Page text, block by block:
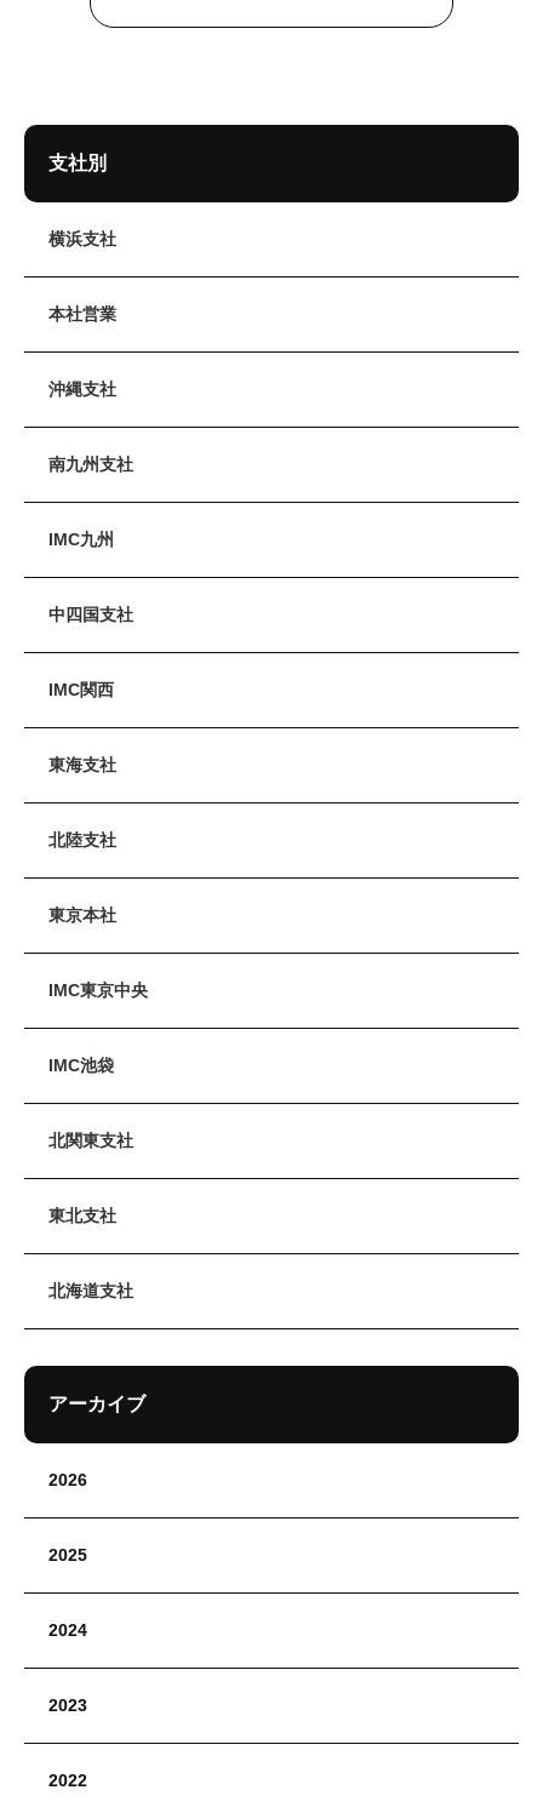
支社別
横浜支社
本社営業
沖縄支社
南九州支社
IMC九州
中四国支社
IMC関西
東海支社
北陸支社
東京本社
IMC東京中央
IMC池袋
北関東支社
東北支社
北海道支社
アーカイブ
2026
2025
2024
2023
2022